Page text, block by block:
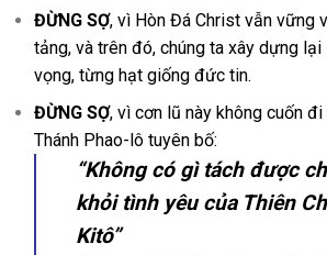
ĐỪNG SỢ, vì Hòn Đá Christ vẫn vững
tảng, và trên đó, chúng ta xây dựng
vọng, từng hạt giống đức tin.
ĐỪNG SỢ, vì cơn lũ này không cuốn đi
Thánh Phao-lô tuyên bố:
“Không có gì tách được
khỏi tình yêu của Thiên
Kitô”